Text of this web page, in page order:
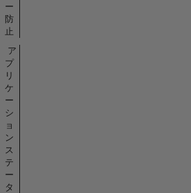
ー
防
止
ア
プ
リ
ケ
ー
シ
ョ
ン
ス
テ
ー
タ